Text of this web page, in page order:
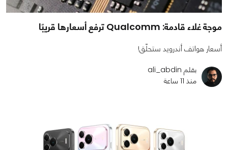
موجة غلاء قادمة: Qualcomm ترفع أسعارها قريبًا
أسعار هواتف أندرويد ستحلّق!
بقلم ali_abdin
منذ 11 ساعة